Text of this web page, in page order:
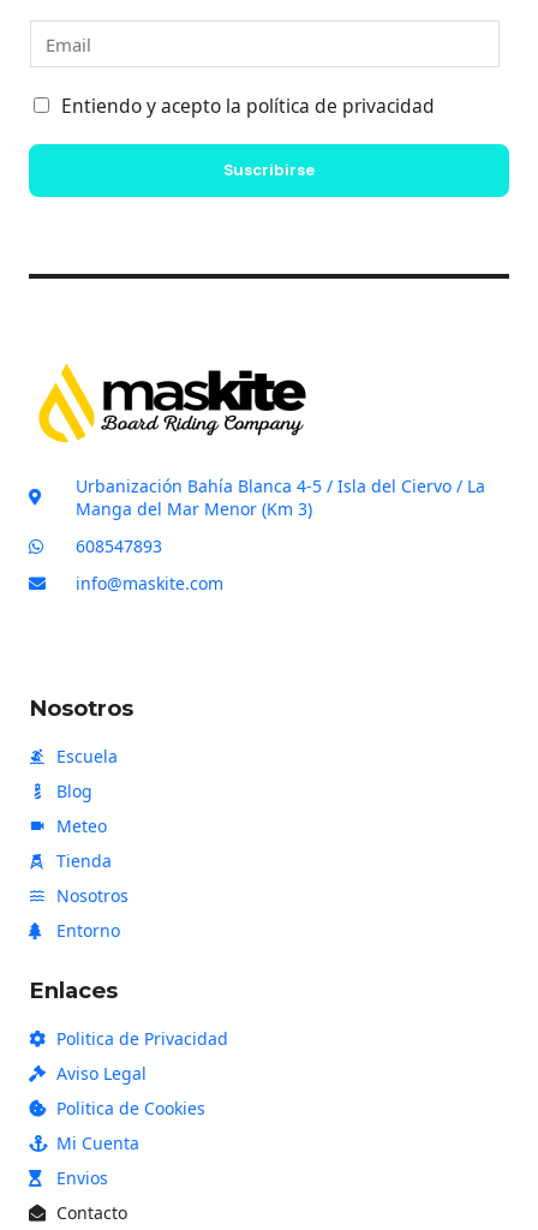
m
a
i
l
C
i
a
e
f
i
a
n
Entiendo y acepto la política de privacidad
Suscribirse
Urbanización Bahía Blanca 4-5 / Isla del Ciervo / La
Manga del Mar Menor (Km 3)
608547893
info@maskite.com
Nosotros
Escuela
Blog
Meteo
Tienda
Nosotros
Entorno
Enlaces
Politica de Privacidad
Aviso Legal
Politica de Cookies
Mi Cuenta
Envios
Contacto